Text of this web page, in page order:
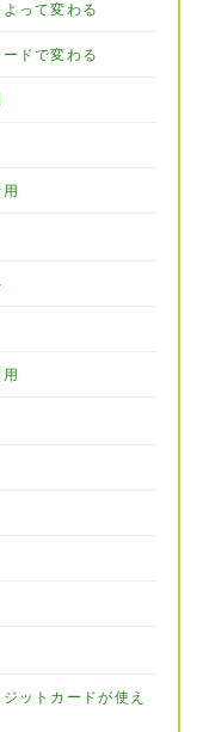
って変わる
ドで変わる
ットカードが使え